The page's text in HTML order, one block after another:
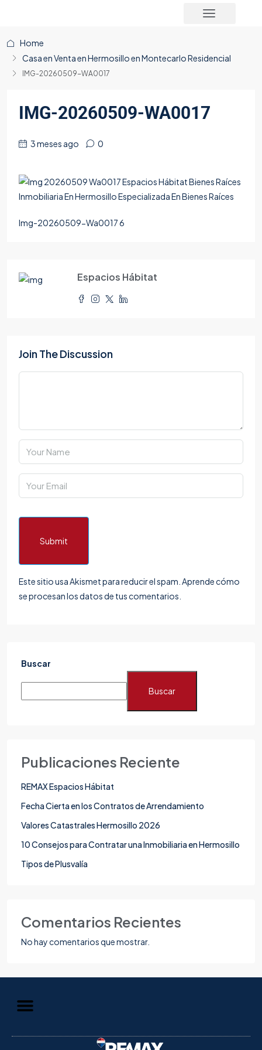
Home
Casa en Venta en Hermosillo en Montecarlo Residencial
IMG-20260509-WA0017
IMG-20260509-WA0017
3 meses ago 0
Img-20260509-Wa0017 6
Espacios Hábitat
Join The Discussion
Submit
Este sitio usa Akismet para reducir el spam. Aprende cómo
se procesan los datos de tus comentarios.
Buscar
Buscar
Publicaciones Reciente
REMAX Espacios Hábitat
Fecha Cierta en los Contratos de Arrendamiento
Valores Catastrales Hermosillo 2026
10 Consejos para Contratar una Inmobiliaria en Hermosillo
Tipos de Plusvalía
Comentarios Recientes
No hay comentarios que mostrar.